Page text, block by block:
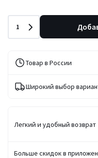
Количество
1
Товар в России
Широкий выбор
Легкий и удобный возврат
Больше скидок в